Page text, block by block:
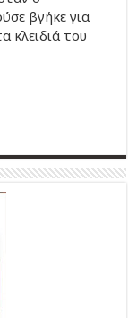
βγήκε για
κλειδιά του